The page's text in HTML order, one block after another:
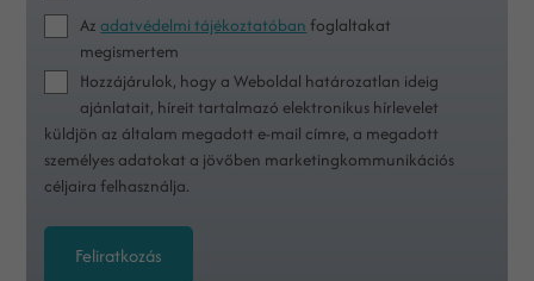
Azadatvédelmi tájékoztatóban foglaltakat
megismertem
Hozzájárulok, hogy a Weboldal határozatlan ideig
ajánlatait, híreit tartalmazó elektronikus hírlevelet
küldjön az általam megadott e-mail címre, a megadott
személyes adatokat a jövőben marketingkommunikációs
céljaira felhasználja.
Feliratkozás